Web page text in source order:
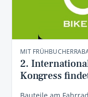
MIT
2.
Kongress